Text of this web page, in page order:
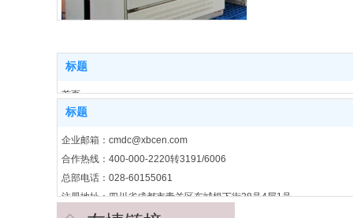
标题
首页
产品中心
标题
企业邮箱：cmdc@xbcen.com
合作热线：400-000-2220转3191/6006
总部电话：028-60155061
注册地址：四川省成都市青羊区东城根下街28号4层1号
联系电话：025-86196688